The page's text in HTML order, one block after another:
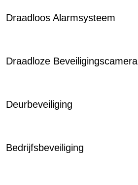
Draadloos Alarmsysteem
Draadloze Beveiligingscamera
Deurbeveiliging
Bedrijfsbeveiliging